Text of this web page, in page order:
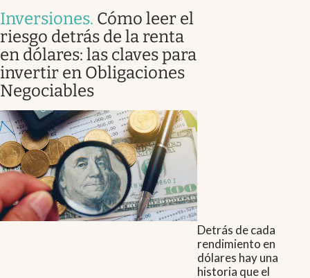
Inversiones. Cómo leer el
riesgo detrás de la renta
en dólares: las claves para
invertir en Obligaciones
Negociables
Detrás de cada
rendimiento en
dólares hay una
historia que el